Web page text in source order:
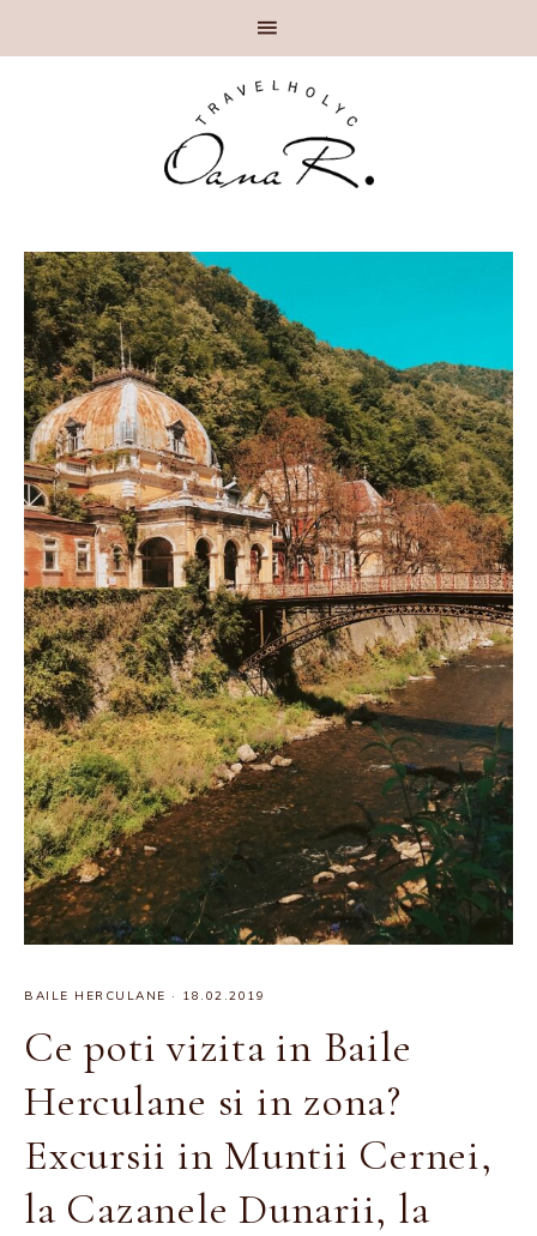
BAILE HERCULANE · 18.02.2019
Ce poti vizita in Baile
Herculane si in zona?
Excursii in Muntii Cernei,
la Cazanele Dunarii, la